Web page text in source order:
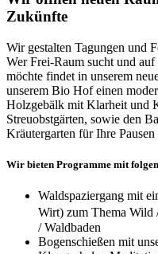
Zukünfte
Wir gestalten Tagungen und
Wer Frei-Raum sucht und
möchte findet in unserem
unserem Bio Hof einen
Holzgebälk mit Klarheit und
Streuobstgärten, sowie den
Kräutergarten für Ihre
Wir bieten Programme mit
Waldspaziergang mit
Wirt) zum Thema
/ Waldbaden
Bogenschießen mit